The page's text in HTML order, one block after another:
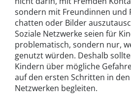
sondern mit Freundinnen und
chatten oder Bilder
Soziale Netzwerke seien für
problematisch, sondern nur,
genutzt würden. Deshalb
Kindern über mögliche
auf den ersten Schritten in
Netzwerken begleiten.